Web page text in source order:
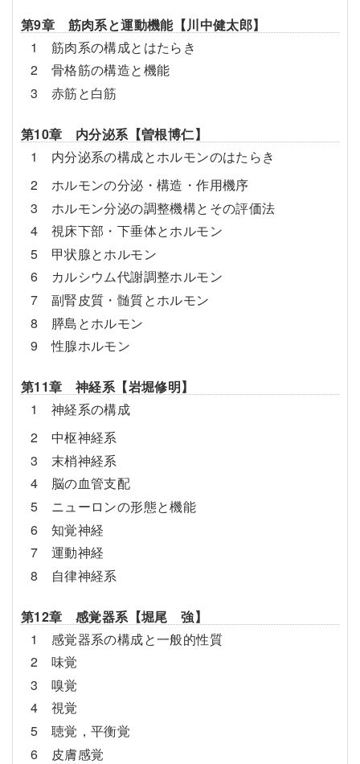
第9章 筋肉系と運動機能【川中健太郎】
1 筋肉系の構成とはたらき
2 骨格筋の構造と機能
3 赤筋と白筋
第10章 内分泌系【曽根博仁】
1 内分泌系の構成とホルモンのはたらき
2 ホルモンの分泌・構造・作用機序
3 ホルモン分泌の調整機構とその評価法
4 視床下部・下垂体とホルモン
5 甲状腺とホルモン
6 カルシウム代謝調整ホルモン
7 副腎皮質・髄質とホルモン
8 膵島とホルモン
9 性­腺ホルモン
第11章 神経系【岩堀修明】
1 神経系の構成
2 中枢神経系
3 末梢神経系
4 脳の血管支配
5 ニューロンの形態と機能
6 知覚神経
7 運動神経
8 自律神経系
第12章 感覚器系【堀尾 強】
1 感覚器系の構成と一般的性質
2 味覚
3 嗅覚
4 視覚
5 聴覚，平衡覚
6 皮膚感覚